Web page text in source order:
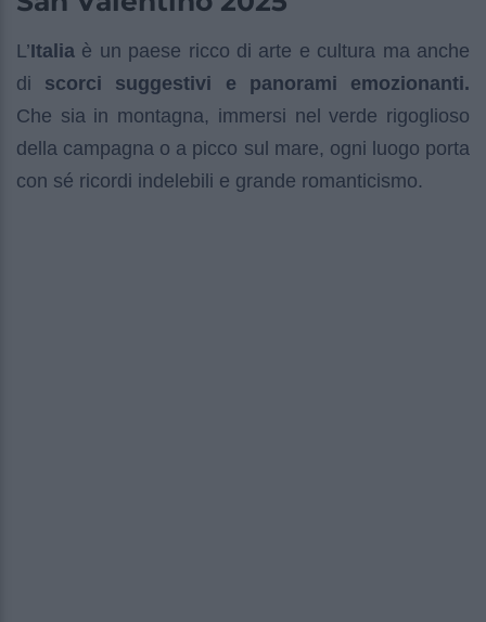
L’Italia è un paese ricco di arte e cultura ma anche
di scorci suggestivi e panorami emozionanti.
Che sia in montagna, immersi nel verde rigoglioso
della campagna o a picco sul mare, ogni luogo porta
con sé ricordi indelebili e grande romanticismo.